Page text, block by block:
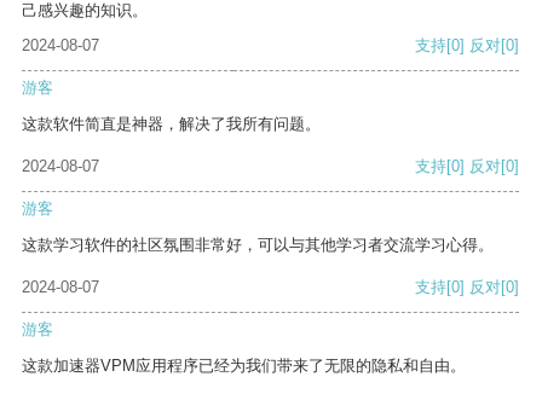
己感兴趣的知识。
2024-08-07
支持[0] 反对[0]
游客
这款软件简直是神器，解决了我所有问题。
2024-08-07 支持[0] 反对[0]
游客
这款学习软件的社区氛围非常好，可以与其他学习者交流学习心得。
2024-08-07 支持[0] 反对[0]
游客
这款加速器VPM应用程序已经为我们带来了无限的隐私和自由。